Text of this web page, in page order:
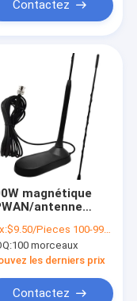
Contactez
magnétique
antenne
verre d'antenne
CB de
$9.50/Pieces 100-999 Pieces
100 morceaux
les derniers prix
Contactez